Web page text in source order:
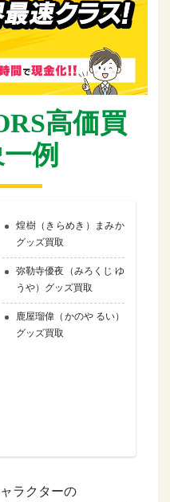
高価買
例
煌樹（きらめき）まみか
グッズ買取
弥勒寺優夜（みろくじ ゆ
うや）グッズ買取
鹿屋瑠偉（かのや るい）
グッズ買取
ラクターの